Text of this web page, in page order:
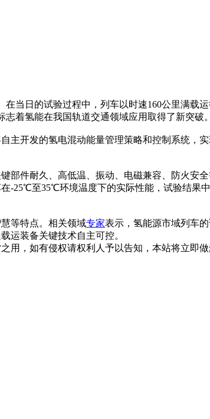
当日的试验过程中，列车以时速160公里满载
着氢能在我国轨道交通领域应用取得了新突破。
主开发的氢电混动能量管理策略和控制系统，
部件耐久、高低温、振动、电磁兼容、防火安
-25℃至35℃环境温度下的实际性能，试验结果
等特点。相关领域专家表示，氢能源市域列车
运装备关键技术自主可控。
用，如有侵权请权利人予以告知，本站将立即做